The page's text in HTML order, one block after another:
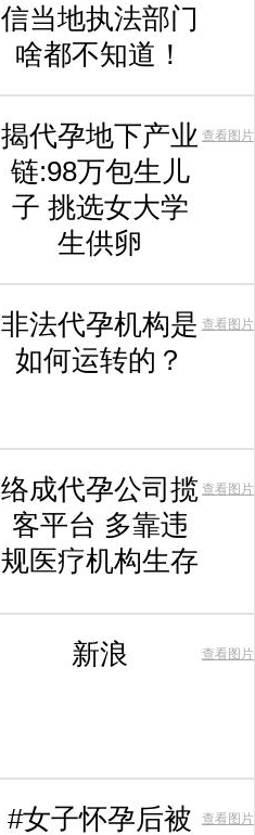
信当地执法部门
啥都不知道！
揭代孕地下产业
链:98万包生儿
子 挑选女大学
生供卵
查看图片
非法代孕机构是
如何运转的？
查看图片
络成代孕公司揽
客平台 多靠违
规医疗机构生存
查看图片
新浪 查看图片
#女子怀孕后被
查看图片